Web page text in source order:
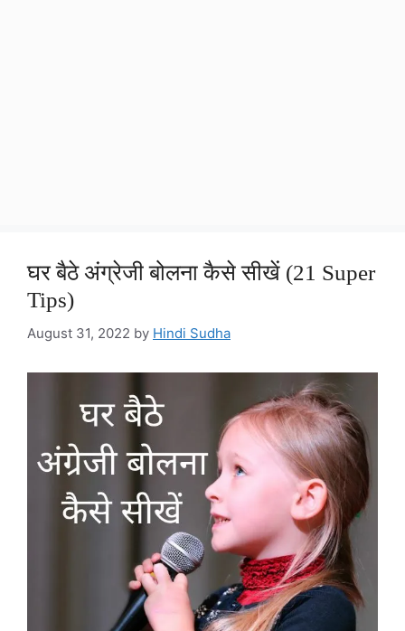
घर बैठे अंग्रेजी बोलना कैसे सीखें (21 Super
Tips)
August 31, 2022 by Hindi Sudha